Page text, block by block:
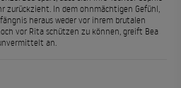
zurückzieht. In dem ohnmächtigen Gefühl,
heraus weder vor ihrem brutalen
vor Rita schützen zu können, greift Bea
an.